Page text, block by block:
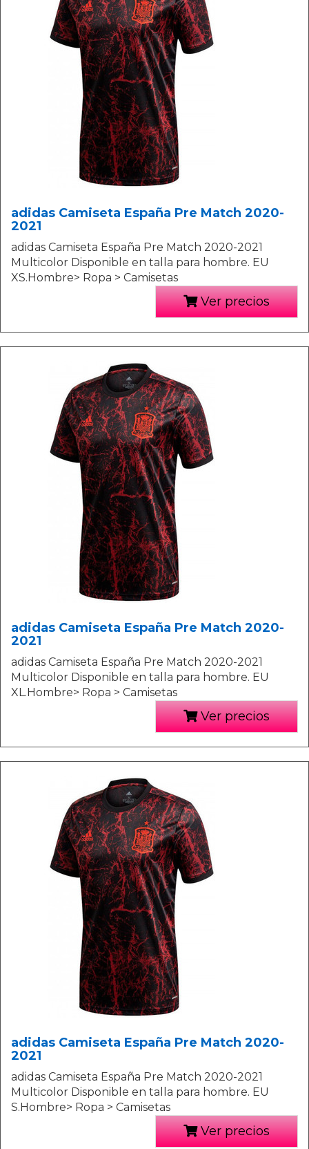
adidas Camiseta España Pre Match 2020-
2021
adidas Camiseta España Pre Match 2020-2021
Multicolor Disponible en talla para hombre. EU
XS.Hombre> Ropa > Camisetas
Ver precios
adidas Camiseta España Pre Match 2020-
2021
adidas Camiseta España Pre Match 2020-2021
Multicolor Disponible en talla para hombre. EU
XL.Hombre> Ropa > Camisetas
Ver precios
adidas Camiseta España Pre Match 2020-
2021
adidas Camiseta España Pre Match 2020-2021
Multicolor Disponible en talla para hombre. EU
S.Hombre> Ropa > Camisetas
Ver precios